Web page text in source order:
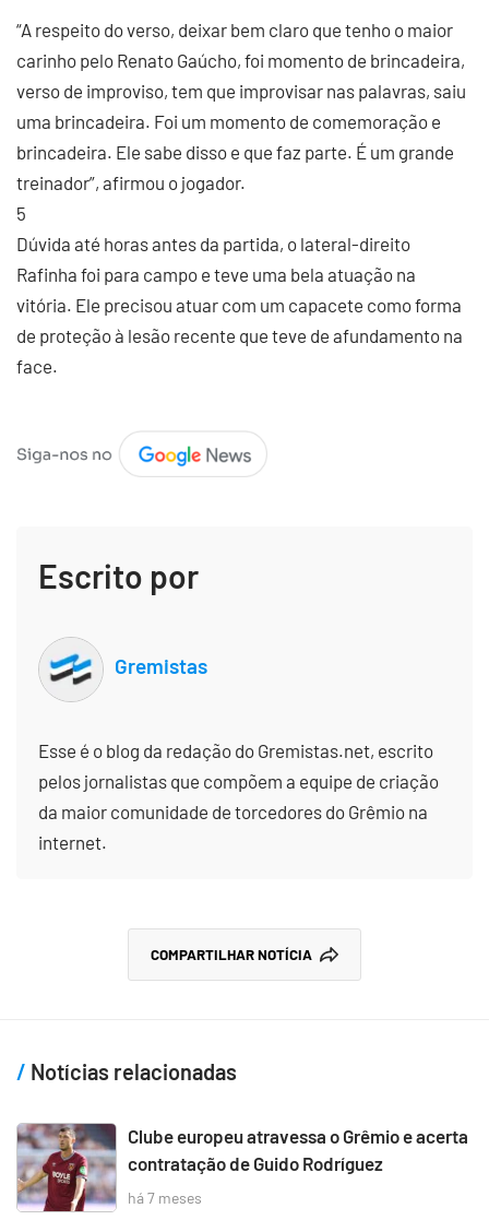
“A respeito do verso, deixar bem claro que tenho o maior
carinho pelo Renato Gaúcho, foi momento de brincadeira,
verso de improviso, tem que improvisar nas palavras, saiu
uma brincadeira. Foi um momento de comemoração e
brincadeira. Ele sabe disso e que faz parte. É um grande
treinador”, afirmou o jogador.
5
Dúvida até horas antes da partida, o lateral-direito
Rafinha foi para campo e teve uma bela atuação na
vitória. Ele precisou atuar com um capacete como forma
de proteção à lesão recente que teve de afundamento na
face.
Escrito por
Gremistas
Esse é o blog da redação do Gremistas.net, escrito
pelos jornalistas que compõem a equipe de criação
da maior comunidade de torcedores do Grêmio na
internet.
COMPARTILHAR NOTÍCIA
Notícias relacionadas
Clube europeu atravessa o Grêmio e acerta
contratação de Guido Rodríguez
há 7 meses